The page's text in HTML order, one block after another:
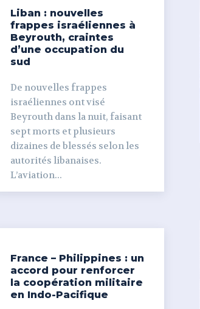
Liban : nouvelles
frappes israéliennes à
Beyrouth, craintes
d’une occupation du
sud
De nouvelles frappes
israéliennes ont visé
Beyrouth dans la nuit, faisant
sept morts et plusieurs
dizaines de blessés selon les
autorités libanaises.
L’aviation...
France – Philippines : un
accord pour renforcer
la coopération militaire
en Indo-Pacifique